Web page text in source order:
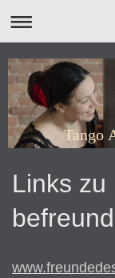
Tango
Links zu